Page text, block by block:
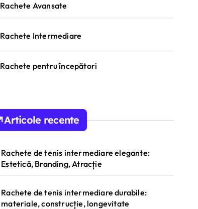
Rachete Avansate
Rachete Intermediare
Rachete pentru începători
Articole recente
Rachete de tenis intermediare elegante:
Estetică, Branding, Atracție
Rachete de tenis intermediare durabile:
materiale, construcție, longevitate